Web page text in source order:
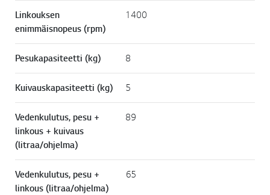
Linkouksen
enimmäisnopeus (rpm)
1400
Pesukapasiteetti (kg) 8
Kuivauskapasiteetti (kg) 5
Vedenkulutus, pesu +
linkous + kuivaus
(litraa/ohjelma)
89
Vedenkulutus, pesu +
linkous (litraa/ohjelma)
65